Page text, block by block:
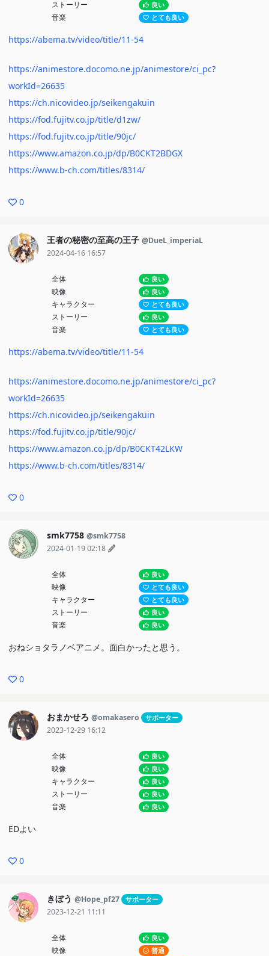
ストーリー 良い
音楽 とても良い
https://abema.tv/video/title/11-54
https://animestore.docomo.ne.jp/animestore/ci_pc?
workId=26635
https://ch.nicovideo.jp/seikengakuin
https://fod.fujitv.co.jp/title/d1zw/
https://fod.fujitv.co.jp/title/90jc/
https://www.amazon.co.jp/dp/B0CKT2BDGX
https://www.b-ch.com/titles/8314/
0
王者の秘密の至高の王子 @DueL_imperiaL
2024-04-16 16:57
全体 良い
映像 良い
キャラクター とても良い
ストーリー 良い
音楽 とても良い
https://abema.tv/video/title/11-54
https://animestore.docomo.ne.jp/animestore/ci_pc?
workId=26635
https://ch.nicovideo.jp/seikengakuin
https://fod.fujitv.co.jp/title/90jc/
https://www.amazon.co.jp/dp/B0CKT42LKW
https://www.b-ch.com/titles/8314/
0
smk7758 @smk7758
2024-01-19 02:18
全体 良い
映像 とても良い
キャラクター とても良い
ストーリー 良い
音楽 良い
おねショタラノベアニメ。面白かったと思う。
0
おまかせろ @omakasero サポーター
2023-12-29 16:12
全体 良い
映像 良い
キャラクター 良い
ストーリー 良い
音楽 良い
EDよい
0
きぼう @Hope_pf27 サポーター
2023-12-21 11:11
全体 良い
映像 普通